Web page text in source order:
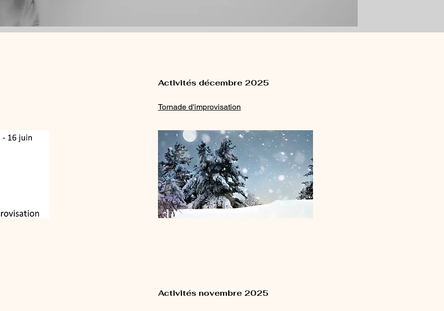
Activités décembre 2025
Tornade d'improvisation
Activités novembre 2025